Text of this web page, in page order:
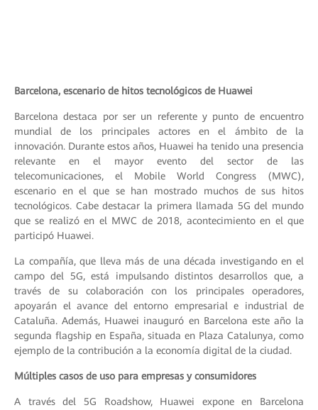
Barcelona, escenario de hitos tecnológicos de Huawei
Barcelona destaca por ser un referente y punto de encuentro
mundial de los principales actores en el ámbito de la
innovación. Durante estos años, Huawei ha tenido una presencia
relevante en el mayor evento del sector de las
telecomunicaciones, el Mobile World Congress (MWC),
escenario en el que se han mostrado muchos de sus hitos
tecnológicos. Cabe destacar la primera llamada 5G del mundo
que se realizó en el MWC de 2018, acontecimiento en el que
participó Huawei.
La compañía, que lleva más de una década investigando en el
campo del 5G, está impulsando distintos desarrollos que, a
través de su colaboración con los principales operadores,
apoyarán el avance del entorno empresarial e industrial de
Cataluña. Además, Huawei inauguró en Barcelona este año la
segunda flagship en España, situada en Plaza Catalunya, como
ejemplo de la contribución a la economía digital de la ciudad.
Múltiples casos de uso para empresas y consumidores
A través del 5G Roadshow, Huawei expone en Barcelona